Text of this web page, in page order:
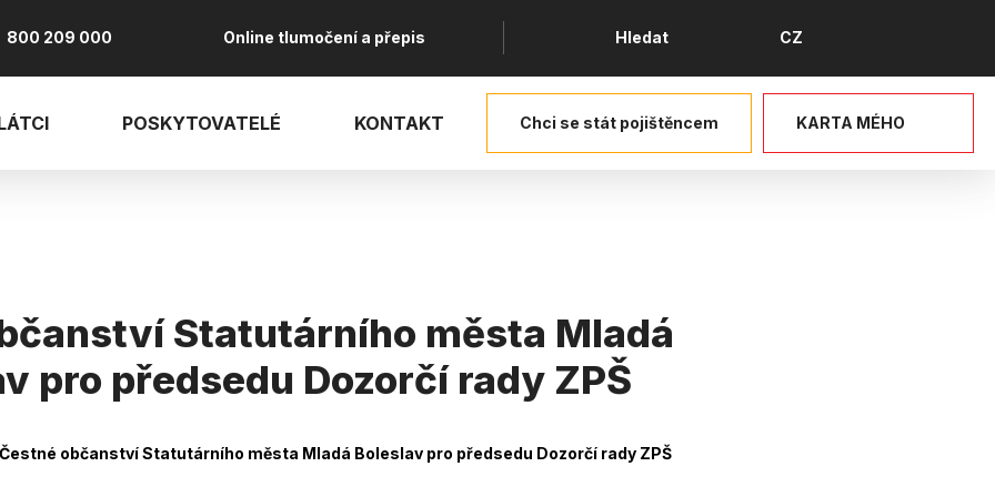
800 209 000 Online tlumočení a přepis Hledat Jazyk
CZ
POSKYTOVATELÉ KONTAKT Chci se stát pojištěncem KARTA MÉHO
Statutárního města Mladá
pro předsedu Dozorčí rady ZPŠ
Čestné občanství Statutárního města Mladá Boleslav pro předsedu Dozorčí rady ZPŠ